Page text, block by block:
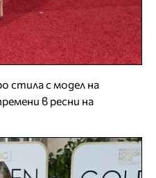
стила с модел на
в ресни на